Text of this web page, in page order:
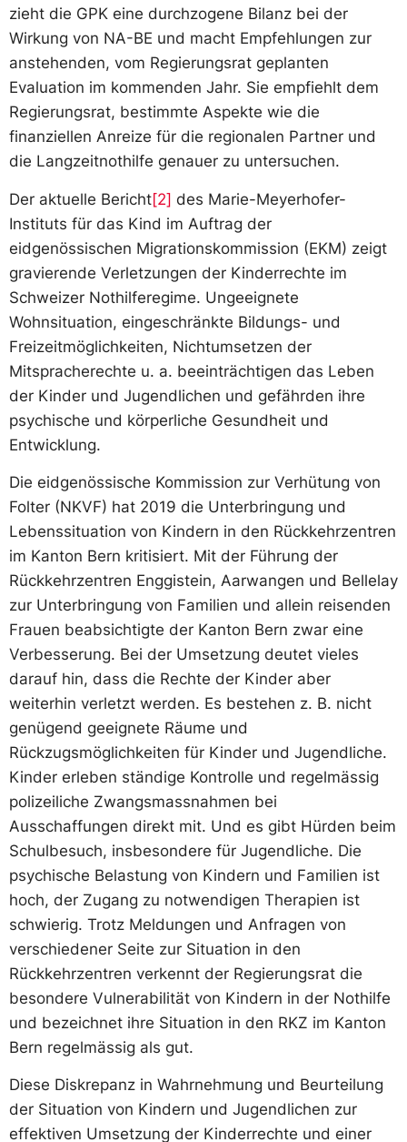
zieht die GPK eine durchzogene Bilanz bei der
Wirkung von NA-BE und macht Empfehlungen zur
anstehenden, vom Regierungsrat geplanten
Evaluation im kommenden Jahr. Sie empfiehlt dem
Regierungsrat, bestimmte Aspekte wie die
finanziellen Anreize für die regionalen Partner und
die Langzeitnothilfe genauer zu untersuchen.
Der aktuelle Bericht[2] des Marie-Meyerhofer-
Instituts für das Kind im Auftrag der
eidgenössischen Migrationskommission (EKM) zeigt
gravierende Verletzungen der Kinderrechte im
Schweizer Nothilferegime. Ungeeignete
Wohnsituation, eingeschränkte Bildungs- und
Freizeitmöglichkeiten, Nichtumsetzen der
Mitspracherechte u. a. beeinträchtigen das Leben
der Kinder und Jugendlichen und gefährden ihre
psychische und körperliche Gesundheit und
Entwicklung.
Die eidgenössische Kommission zur Verhütung von
Folter (NKVF) hat 2019 die Unterbringung und
Lebenssituation von Kindern in den Rückkehrzentren
im Kanton Bern kritisiert. Mit der Führung der
Rückkehrzentren Enggistein, Aarwangen und Bellelay
zur Unterbringung von Familien und allein reisenden
Frauen beabsichtigte der Kanton Bern zwar eine
Verbesserung. Bei der Umsetzung deutet vieles
darauf hin, dass die Rechte der Kinder aber
weiterhin verletzt werden. Es bestehen z. B. nicht
genügend geeignete Räume und
Rückzugsmöglichkeiten für Kinder und Jugendliche.
Kinder erleben ständige Kontrolle und regelmässig
polizeiliche Zwangsmassnahmen bei
Ausschaffungen direkt mit. Und es gibt Hürden beim
Schulbesuch, insbesondere für Jugendliche. Die
psychische Belastung von Kindern und Familien ist
hoch, der Zugang zu notwendigen Therapien ist
schwierig. Trotz Meldungen und Anfragen von
verschiedener Seite zur Situation in den
Rückkehrzentren verkennt der Regierungsrat die
besondere Vulnerabilität von Kindern in der Nothilfe
und bezeichnet ihre Situation in den RKZ im Kanton
Bern regelmässig als gut.
Diese Diskrepanz in Wahrnehmung und Beurteilung
der Situation von Kindern und Jugendlichen zur
effektiven Umsetzung der Kinderrechte und einer